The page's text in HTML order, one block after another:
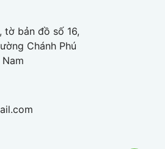
bản đồ số 16,
Chánh Phú